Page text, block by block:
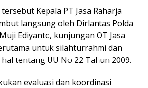
Kepala PT Jasa Raharja
langsung oleh Dirlantas Polda
Ediyanto, kunjungan OT Jasa
untuk silahturrahmi dan
tentang UU No 22 Tahun 2009.
evaluasi dan koordinasi